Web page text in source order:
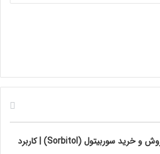
قیمت فروش و خرید سوربیتول (Sorbitol) | کاربرد